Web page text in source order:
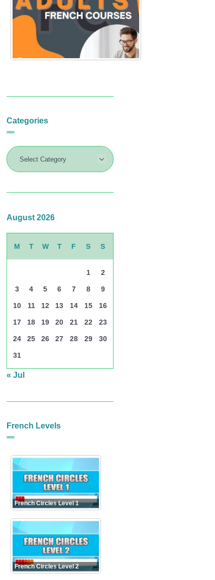
Categories
August 2026
M T W T F S S
1 2
3 4 5 6 7 8 9
10 11 12 13 14 15 16
17 18 19 20 21 22 23
24 25 26 27 28 29 30
31
« Jul
French Levels
French Circles Level 1
French Circles Level 2